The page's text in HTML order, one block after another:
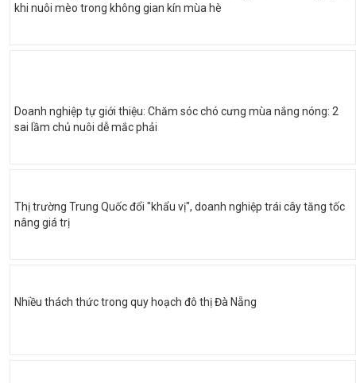
khi nuôi mèo trong không gian kín mùa hè
Doanh nghiệp tự giới thiệu: Chăm sóc chó cưng mùa nắng nóng: 2
sai lầm chủ nuôi dễ mắc phải
Thị trường Trung Quốc đổi "khẩu vị", doanh nghiệp trái cây tăng tốc
nâng giá trị
Nhiều thách thức trong quy hoạch đô thị Đà Nẵng